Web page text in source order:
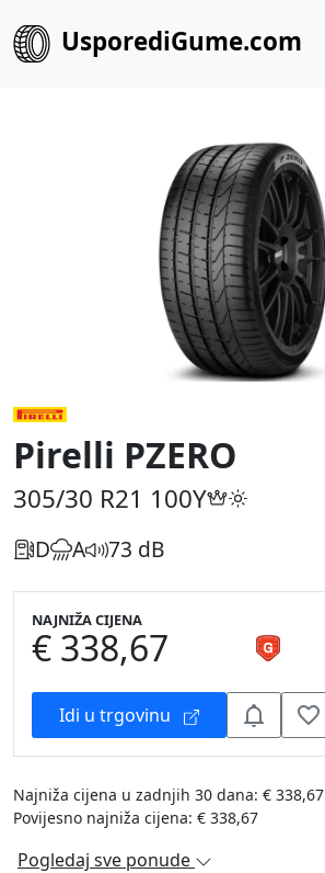
UsporediGume.com
Pirelli PZERO
305/30 R21 100Y
D A 73 dB
NAJNIŽA CIJENA
€ 338,67
Idi u trgovinu
Najniža cijena u zadnjih 30 dana: € 338,67
Povijesno najniža cijena: € 338,67
Pogledaj sve ponude